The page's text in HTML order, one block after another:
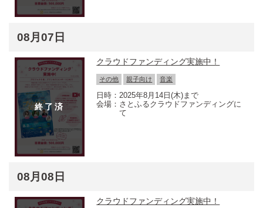
08月07日
クラウドファンディング実施中！
その他 親子向け 音楽
2025年8月14日(木)まで
さとふるクラウドファンディングに
て
08月08日
クラウドファンディング実施中！